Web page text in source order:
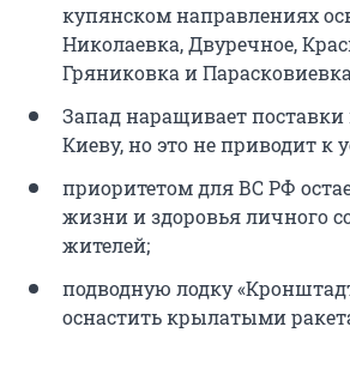
купянском направлениях
Николаевка, Двуречное,
Гряниковка и
Запад наращивает
Киеву, но это не приводит к
приоритетом для ВС РФ
жизни и здоровья личного
жителей;
подводную лодку
оснастить крылатыми